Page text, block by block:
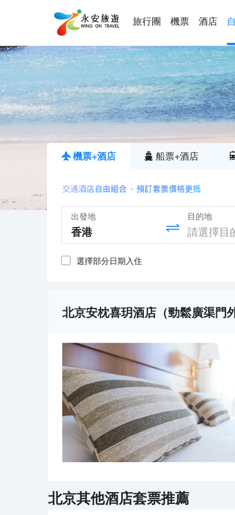
旅行團 機票 酒店
機票+酒店 船票+酒店
出發地 目的地
選擇部分日期入住
北京安枕喜玥酒店（勁鬆廣渠門
北京其他酒店套票推薦